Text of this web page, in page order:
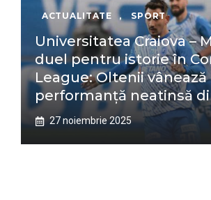
ACTUALITATE , SPORT
Universitatea Craiova –
duel pentru istorie în
League: Oltenii vânează
performanță neatinsă
27 noiembrie 2025